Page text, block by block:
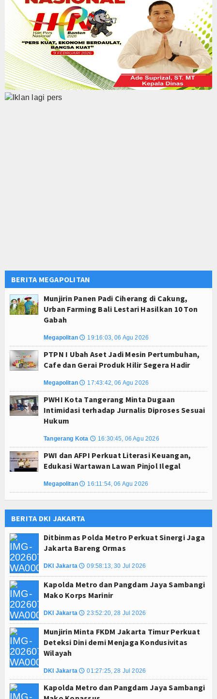
BERITA MEGAPOLITAN
Munjirin Panen Padi Ciherang di Cakung,
Urban Farming Bali Lestari Hasilkan 10 Ton
Gabah
Megapolitan 🕔 19:16:03, 06 Agu 2026
PTPN I Ubah Aset Jadi Mesin Pertumbuhan,
Cafe dan Gerai Produk Hilir Segera Hadir
Megapolitan 🕔 17:43:42, 06 Agu 2026
PWHI Kota Tangerang Minta Dugaan
Intimidasi terhadap Jurnalis Diproses Sesuai
Hukum
Tangerang Kota 🕔 16:30:45, 06 Agu 2026
PWI dan AFPI Perkuat Literasi Keuangan,
Edukasi Wartawan Lawan Pinjol Ilegal
Megapolitan 🕔 16:11:54, 06 Agu 2026
BERITA DKI JAKARTA
Ditbinmas Polda Metro Perkuat Sinergi Jaga
Jakarta Bareng Ormas
DKI Jakarta 🕔 09:58:13, 30 Jul 2026
Kapolda Metro dan Pangdam Jaya Sambangi
Mako Korps Marinir
DKI Jakarta 🕔 23:52:20, 28 Jul 2026
Munjirin Minta FKDM Jakarta Timur Perkuat
Deteksi Dini demi Menjaga Kondusivitas
Wilayah
DKI Jakarta 🕔 01:27:25, 28 Jul 2026
Kapolda Metro dan Pangdam Jaya Sambangi